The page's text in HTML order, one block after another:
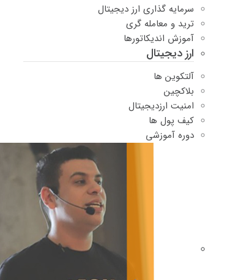
سرمایه گذاری ارز دیجیتال
ترید و معامله گری
آموزش اندیکاتورها
ارز دیجیتال
آلتکوین ها
بلاکچین
امنیت ارزدیجیتال
کیف پول ها
دوره‌ آموزشی